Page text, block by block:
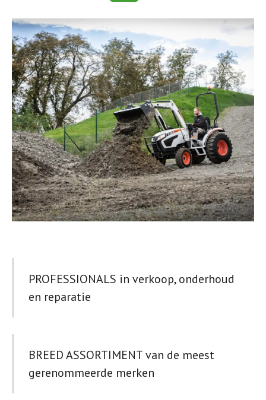
PROFESSIONALS in verkoop, onderhoud
en reparatie
BREED ASSORTIMENT van de meest
gerenommeerde merken